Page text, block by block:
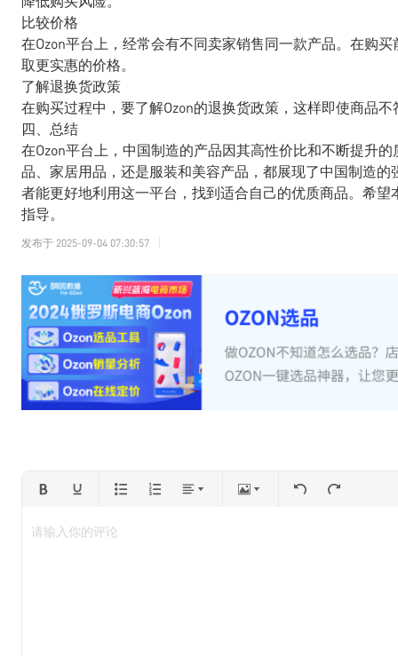
比较价格
在Ozon平台上，经常会有不同卖家销售同一款产品。在购
取更实惠的价格。
了解退换货政策
在购买过程中，要了解Ozon的退换货政策，这样即使商品
四、总结
在Ozon平台上，中国制造的产品因其高性价比和不断提升
品、家居用品，还是服装和美容产品，都展现了中国制造
者能更好地利用这一平台，找到适合自己的优质商品。希
指导。
发布于 2025-09-04 07:30:57
请输入你的评论